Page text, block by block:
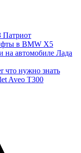
Патриот
в BMW X5
на автомобиле Лада
что нужно знать
Aveo T300